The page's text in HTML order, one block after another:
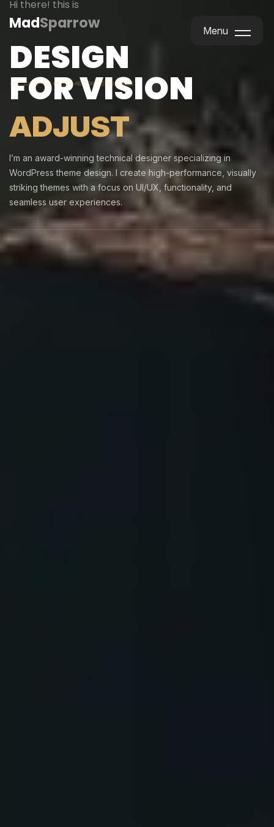
Menu
Hi there! this is
MadSparrow
DESIGN
FOR VISION
ADJUST
I’m an award-winning technical designer specializing in
WordPress theme design. I create high-performance, visually
striking themes with a focus on UI/UX, functionality, and
seamless user experiences.